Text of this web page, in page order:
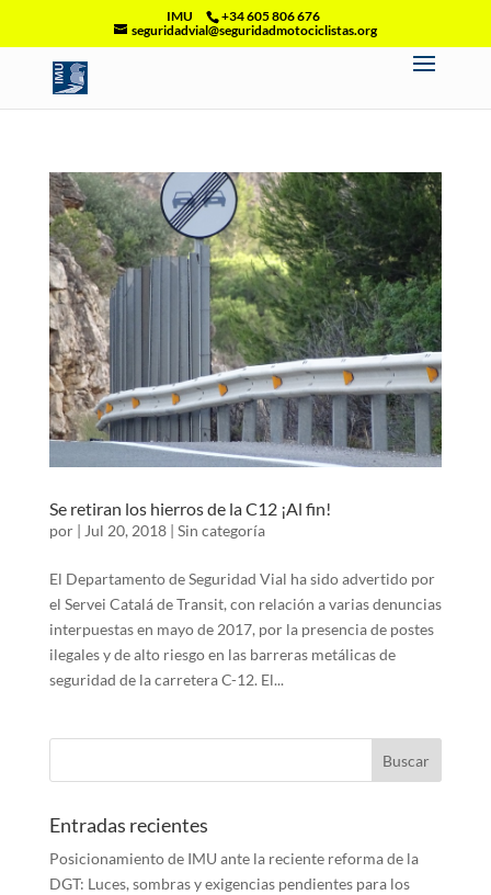
IMU
+34 605 806 676
seguridadvial@seguridadmotociclistas.org
Se retiran los hierros de la C12 ¡Al fin!
por | Jul 20, 2018| Sin categoría
El Departamento de Seguridad Vial ha sido advertido por
el Servei Catalá de Transit, con relación a varias denuncias
interpuestas en mayo de 2017, por la presencia de postes
ilegales y de alto riesgo en las barreras metálicas de
seguridad de la carretera C-12. El...
Entradas recientes
Posicionamiento de IMU ante la reciente reforma de la
DGT: Luces, sombras y exigencias pendientes para los